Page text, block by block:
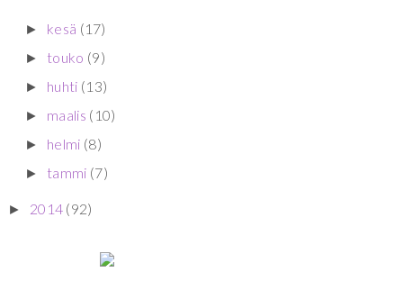
► kesä (17)
► touko (9)
► huhti (13)
► maalis (10)
► helmi (8)
► tammi (7)
► 2014 (92)